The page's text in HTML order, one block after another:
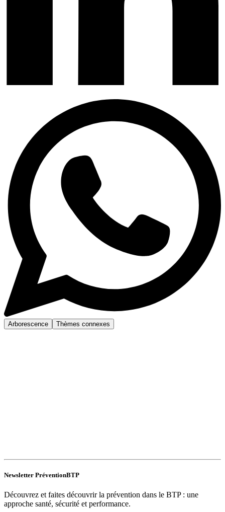
Arborescence Thèmes connexes
Newsletter PréventionBTP
Découvrez et faites découvrir la prévention dans le BTP : une
approche santé, sécurité et performance.